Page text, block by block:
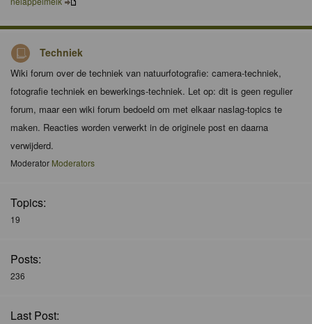
Techniek
Wiki forum over de techniek van natuurfotografie: camera-techniek,
fotografie techniek en bewerkings-techniek. Let op: dit is geen regulier
forum, maar een wiki forum bedoeld om met elkaar naslag-topics te
maken. Reacties worden verwerkt in de originele post en daarna
verwijderd.
Moderator Moderators
Topics:
19
Posts:
236
Last Post: